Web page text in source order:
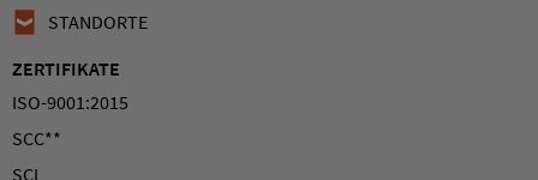
STANDORTE
ZERTIFIKATE
ISO-9001:2015
SCC**
SCL